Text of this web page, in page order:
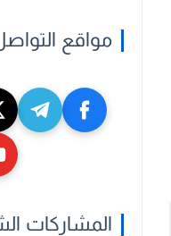
مواقع
المشاركات